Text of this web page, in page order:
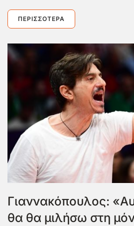
ΠΕΡΙΣΣΌΤΕΡΑ
Γιαννακόπουλος:
θα θα μιλήσω στη